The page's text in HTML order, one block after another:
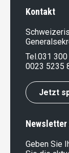
Kontakt
Tel.031 300
0023 5235
Jetzt
Newsletter
Geben Sie